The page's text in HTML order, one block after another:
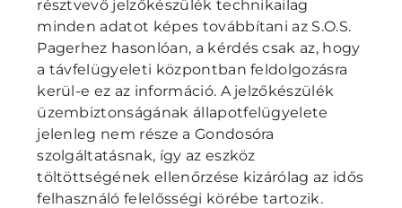
résztvevő jelzőkészülék technikailag
minden adatot képes továbbítani az S.O.S.
Pagerhez hasonlóan, a kérdés csak az, hogy
a távfelügyeleti központban feldolgozásra
kerül-e ez az információ. A jelzőkészülék
üzembiztonságának állapotfelügyelete
jelenleg nem része a Gondosóra
szolgáltatásnak, így az eszköz
töltöttségének ellenőrzése kizárólag az idős
felhasználó felelősségi körébe tartozik.